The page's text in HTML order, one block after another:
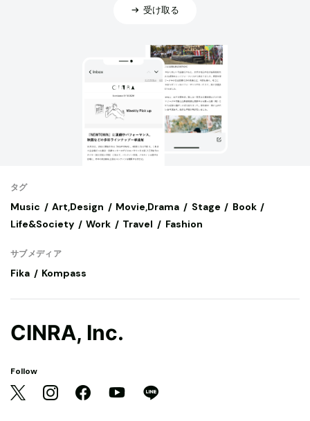
受け取る
タグ
Music Art,Design Movie,Drama Stage
Book
Life&Society
Work Travel Fashion
サブメディア
Fika Kompass
CINRA, Inc.
Follow